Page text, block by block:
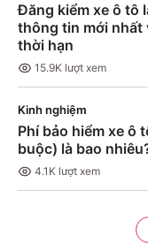
Đăng kiểm xe ô tô
thông tin mới nhất
thời hạn
15.9K lượt xem
Kinh nghiệm
Phí bảo hiểm xe ô
buộc) là bao
4.1K lượt xem